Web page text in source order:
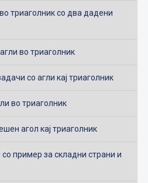
триаголник со два дадени
во триаголник
со агли кај триаголник
во триаголник
агол кај триаголник
пример за складни страни и